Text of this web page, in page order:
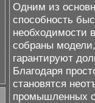
Одним из
способность
необходимости
собраны
гарантируют
Благодаря
становятся
промышленных